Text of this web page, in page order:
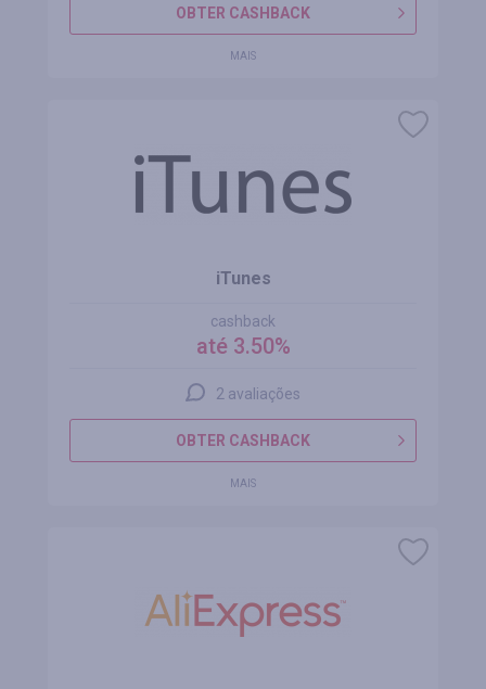
OBTER CASHBACK
MAIS
iTunes
cashback
até 3.50%
2 avaliações
OBTER CASHBACK
MAIS